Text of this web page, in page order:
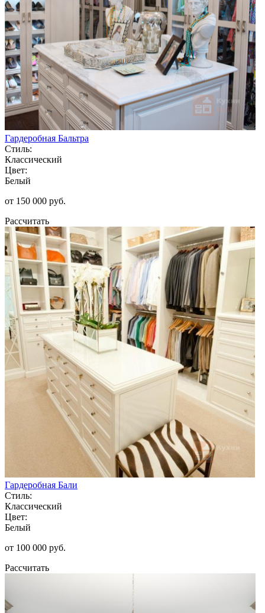
Гардеробная Бальтра
Стиль:
Классический
Цвет:
Белый
от 150 000 руб.
Рассчитать
Гардеробная Бали
Стиль:
Классический
Цвет:
Белый
от 100 000 руб.
Рассчитать